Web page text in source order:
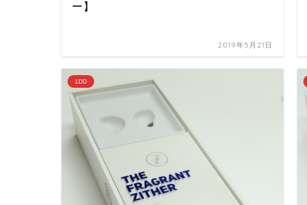
ー】
2019年5月21日
1DD